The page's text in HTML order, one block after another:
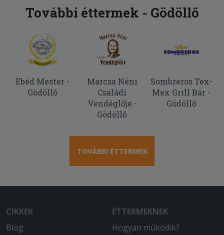
További éttermek - Gödöllő
Ebéd Mester -
Gödöllő
Marcsa Néni
Családi
Vendéglője -
Gödöllő
Sombreros Tex-
Mex Grill Bár -
Gödöllő
TOVÁBBI ÉTTERMEK
CIKKEK
Blog
ÉTTERMEKNEK
Hogyan működik?